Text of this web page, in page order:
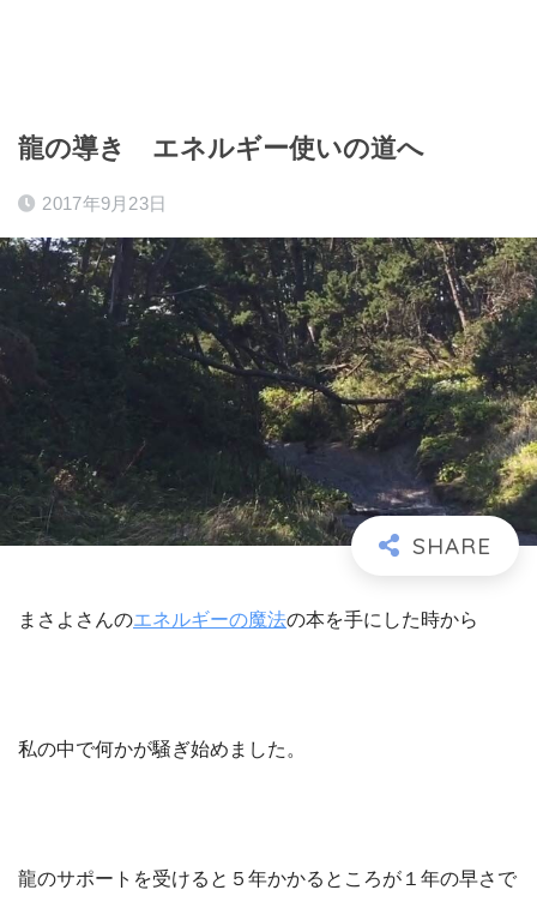
龍の導き エネルギー使いの道へ
2017年9月23日
まさよさんのエネルギーの魔法の本を手にした時から
私の中で何かが騒ぎ始めました。
龍のサポートを受けると５年かかるところが１年の早さで